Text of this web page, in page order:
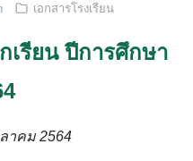
เอกสารโรงเรียน
เรียน ปีการศึกษา
าคม 2564